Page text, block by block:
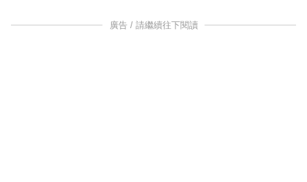
廣告 / 請繼續往下閱讀